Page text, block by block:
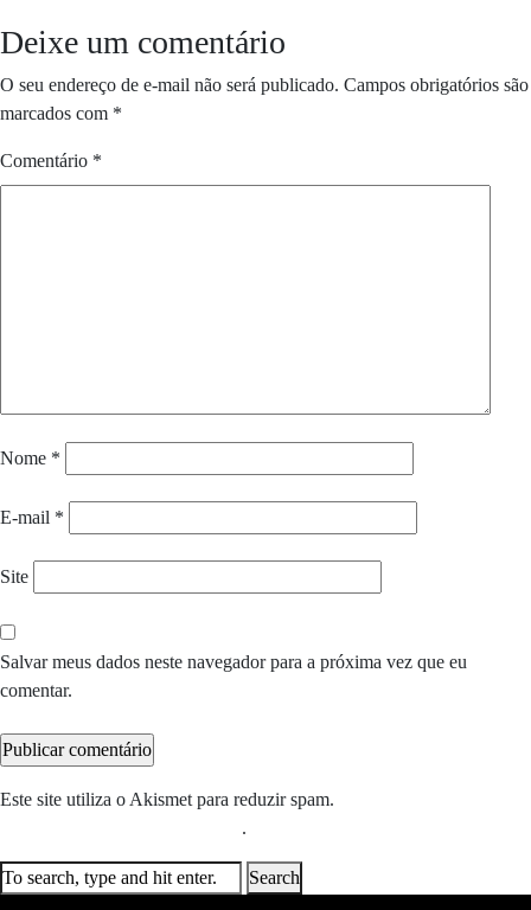
Deixe um comentário
O seu endereço de e-mail não será publicado. Campos obrigatórios são
marcados com *
Comentário *
Nome *
E-mail *
Site
Salvar meus dados neste navegador para a próxima vez que eu
comentar.
Este site utiliza o Akismet para reduzir spam.
.
Search